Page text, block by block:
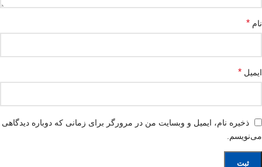
نام *
ایمیل *
ذخیره نام، ایمیل و وبسایت من در مرورگر برای زمانی که دوباره دیدگاهی
می‌نویسم.